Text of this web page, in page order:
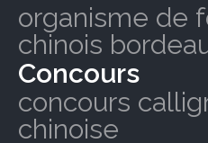
organisme de
chinois
Concours
concours
chinoise